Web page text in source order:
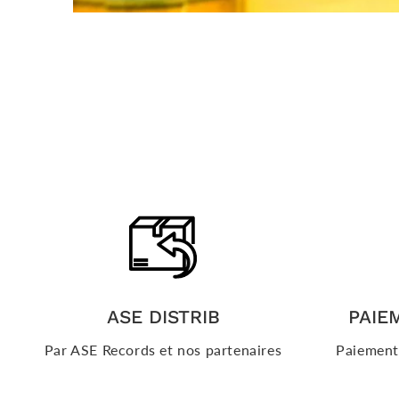
ASE DISTRIB
Par ASE Records et nos partenaires